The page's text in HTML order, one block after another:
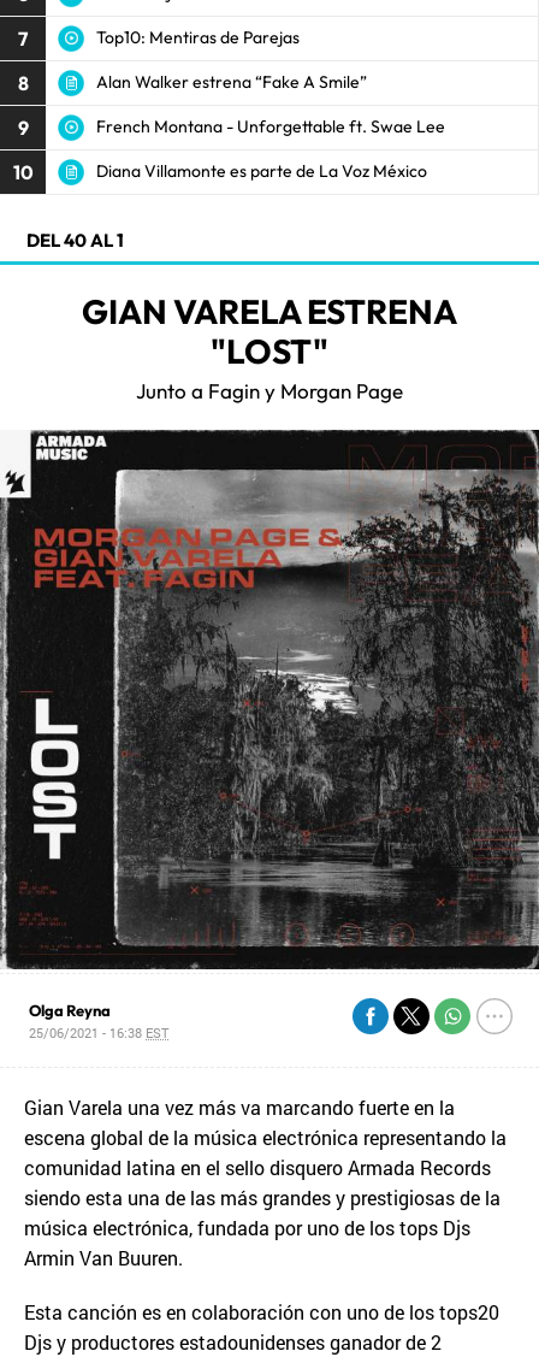
7 Top10: Mentiras de Parejas
8 Alan Walker estrena “Fake A Smile”
9 French Montana - Unforgettable ft. Swae Lee
10 Diana Villamonte es parte de La Voz México
DEL 40 AL 1
GIAN VARELA ESTRENA
"LOST"
Junto a Fagin y Morgan Page
Olga Reyna
25/06/2021 - 16:38 EST
Gian Varela una vez más va marcando fuerte en la
escena global de la música electrónica representando la
comunidad latina en el sello disquero Armada Records
siendo esta una de las más grandes y prestigiosas de la
música electrónica, fundada por uno de los tops Djs
Armin Van Buuren.
Esta canción es en colaboración con uno de los tops20
Djs y productores estadounidenses ganador de 2